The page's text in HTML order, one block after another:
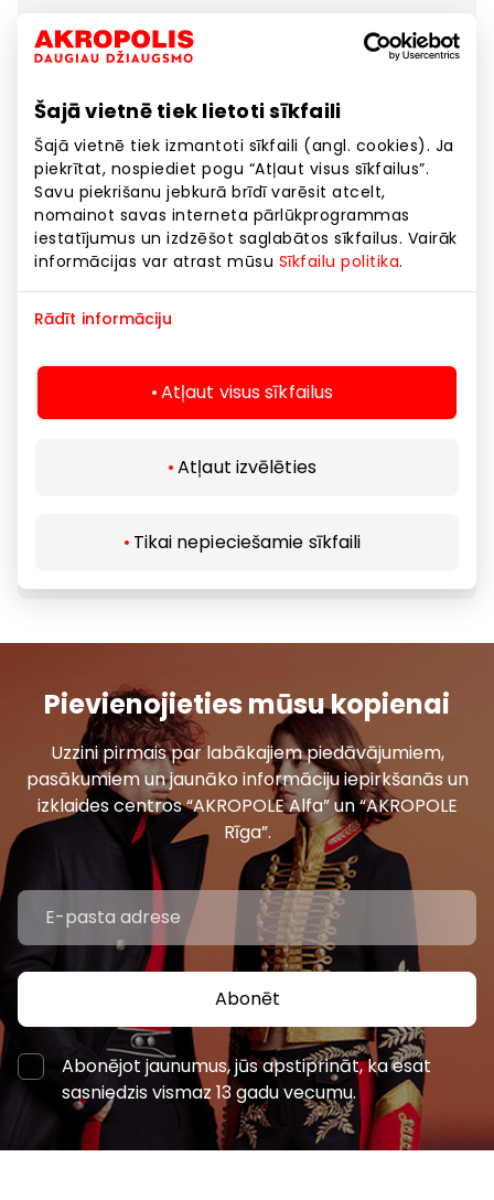
Šajā vietnē tiek lietoti sīkfaili
Šajā vietnē tiek izmantoti sīkfaili (angl. cookies). Ja
piekrītat, nospiediet pogu “Atļaut visus sīkfailus”.
Savu piekrišanu jebkurā brīdī varēsit atcelt,
nomainot savas interneta pārlūkprogrammas
iestatījumus un izdzēšot saglabātos sīkfailus. Vairāk
informācijas var atrast mūsu Sīkfailu politika.
Rādīt informāciju
Atļaut visus sīkfailus
Atļaut izvēlēties
Tikai nepieciešamie sīkfaili
Nākamais solis
2 . Informācija par uzņēmumu
3 . Kontaktpersona
Tālruņa numurs
Pievienojieties mūsu kopienai
Uzzini pirmais par labākajiem piedāvājumiem,
pasākumiem un jaunāko informāciju iepirkšanās un
izklaides centros “AKROPOLE Alfa” un “AKROPOLE
Rīga”.
Abonēt
Abonējot jaunumus, jūs apstiprināt, ka esat
sasniedzis vismaz 13 gadu vecumu.